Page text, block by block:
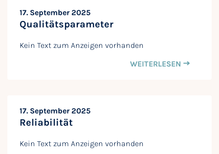
17. September 2025
Qualitätsparameter
Kein Text zum Anzeigen vorhanden
WEITERLESEN
17. September 2025
Reliabilität
Kein Text zum Anzeigen vorhanden